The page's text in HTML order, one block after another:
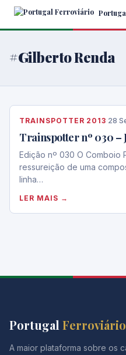
Skip
content
#Gilberto Renda
TRAINSPOTTER 2013·28
Trainspotter nº 030 –
Edição nº 030 O Comboio
ressureição de uma
linha…
LER MAIS →
Portugal Ferroviário
A maior plataforma sobre os